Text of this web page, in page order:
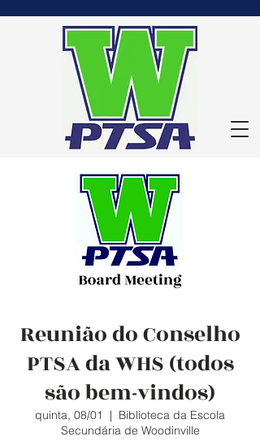
Reunião do Conselho
PTSA da WHS (todos
são bem-vindos)
quinta, 08/01
  |
Biblioteca da Escola
Secundária de Woodinville